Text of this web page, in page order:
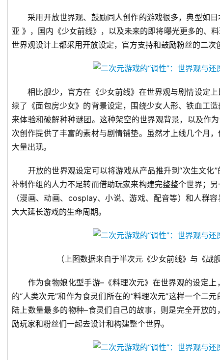
采用开放世界观、鼓励同人创作的游戏很多，典型如日
亚 》，国内《少女前线》，以及未来的即将曝光更多的、
世界观设计上都采用开放设定，官方支持和鼓励粉丝的二次
相比舰少，官方在《少女前线》在世界观与剧情设定上
续了《面包房少女》的背景设定，围绕少女人形、铁血工
来体验和破解种种谜团。这种架空的世界观背景，以及作
次创作提供了丰富的素材与剧情铺垫。虽然才上线几个月
大量出现。
开放的世界观设定可以将游戏从产品推升到“次生文化”
补制作组的人力不足转而借助玩家来构建完整整个世界；
（漫画、动画、cosplay、小说、游戏、配音等）和人群
大大延长游戏的生命周期。
（上图数据来自于半次元《少女前线》与《战
作为食物娘化型手游–《料理次元》在世界观的设定上
的“人类次元”和作为食灵们所在的“料理次元”这样一个二
陆上数量最多的物种–食灵们自己的故事，则是完全开放
励玩家和粉丝们一起去设计和构建整个世界。